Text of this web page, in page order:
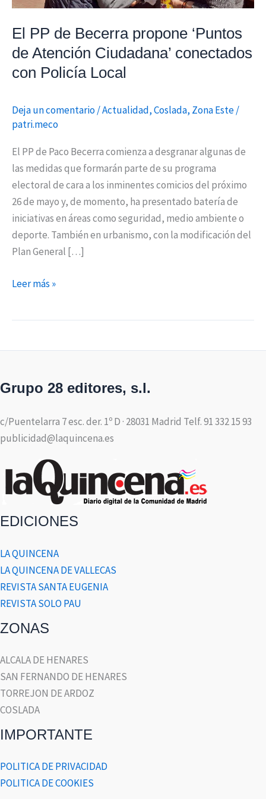
El PP de Becerra propone ‘Puntos
de Atención Ciudadana’ conectados
con Policía Local
Deja un comentario/Actualidad,Coslada, Zona Este/
patri.meco
El PP de Paco Becerra comienza a desgranar algunas de
las medidas que formarán parte de su programa
electoral de cara a los inminentes comicios del próximo
26 de mayo y, de momento, ha presentado batería de
iniciativas en áreas como seguridad, medio ambiente o
deporte. También en urbanismo, con la modificación del
Plan General […]
conectados
con
Local
Leer más »
Grupo 28 editores, s.l.
c/Puentelarra 7 esc. der. 1º D · 28031 Madrid Telf. 91 332 15 93
publicidad@laquincena.es
EDICIONES
LA QUINCENA
LA QUINCENA DE VALLECAS
REVISTA SANTA EUGENIA
REVISTA SOLO PAU
ZONAS
ALCALA DE HENARES
SAN FERNANDO DE HENARES
TORREJON DE ARDOZ
COSLADA
IMPORTANTE
POLITICA DE PRIVACIDAD
POLITICA DE COOKIES